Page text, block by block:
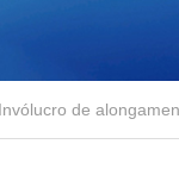
Invólucro de